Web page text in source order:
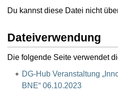
Du kannst diese Datei nicht
Dateiverwendung
Die folgende Seite verwendet
DG-Hub Veranstaltung
BNE“ 06.10.2023